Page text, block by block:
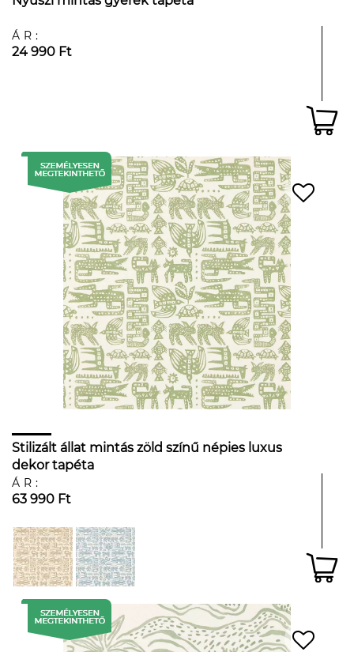
ÁR:
24 990 Ft
Stilizált állat mintás zöld színű népies luxus
dekor tapéta
ÁR:
63 990 Ft